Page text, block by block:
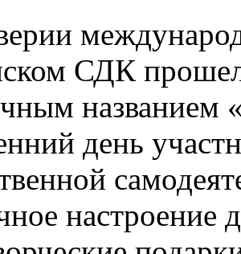
СДК
день
настроение